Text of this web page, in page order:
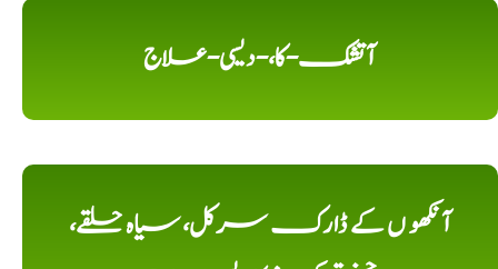
آتشک-کا،-دیسی-علاج
آنکھو ں کے ڈارک سرکل، سیاہ حلقے،